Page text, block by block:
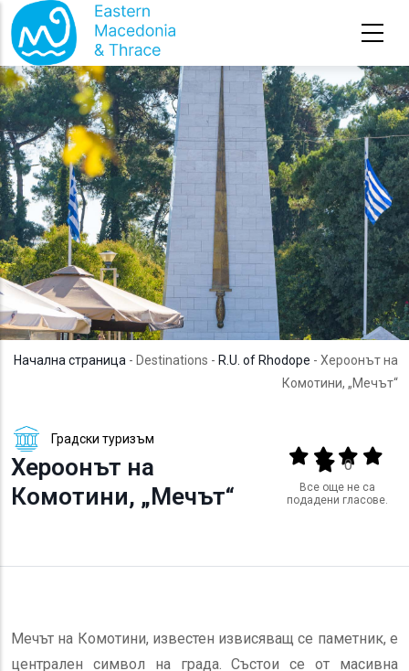
Премини към основното съдържание
Начална страница - Destinations - R.U. of Rhodope - Хероонът на
Комотини, „Мечът“
Градски туризъм
Хероонът на
Комотини, „Мечът“
Output format
(star)(star)(star)
(star)
0
Все още не са
подадени гласове.
Мечът на Комотини, известен извисяващ се паметник, е
централен символ на града. Състои се от масивна